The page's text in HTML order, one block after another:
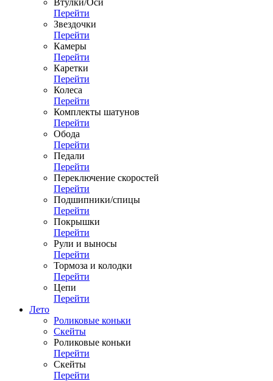
Втулки/Оси
Перейти
Звездочки
Перейти
Камеры
Перейти
Каретки
Перейти
Колеса
Перейти
Комплекты шатунов
Перейти
Обода
Перейти
Педали
Перейти
Переключение скоростей
Перейти
Подшипники/спицы
Перейти
Покрышки
Перейти
Рули и выносы
Перейти
Тормоза и колодки
Перейти
Цепи
Перейти
Лето
Роликовые коньки
Скейты
Роликовые коньки
Перейти
Скейты
Перейти